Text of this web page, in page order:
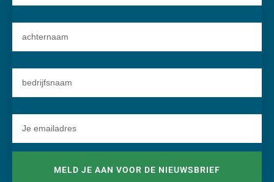
MELD JE AAN VOOR DE NIEUWSBRIEF